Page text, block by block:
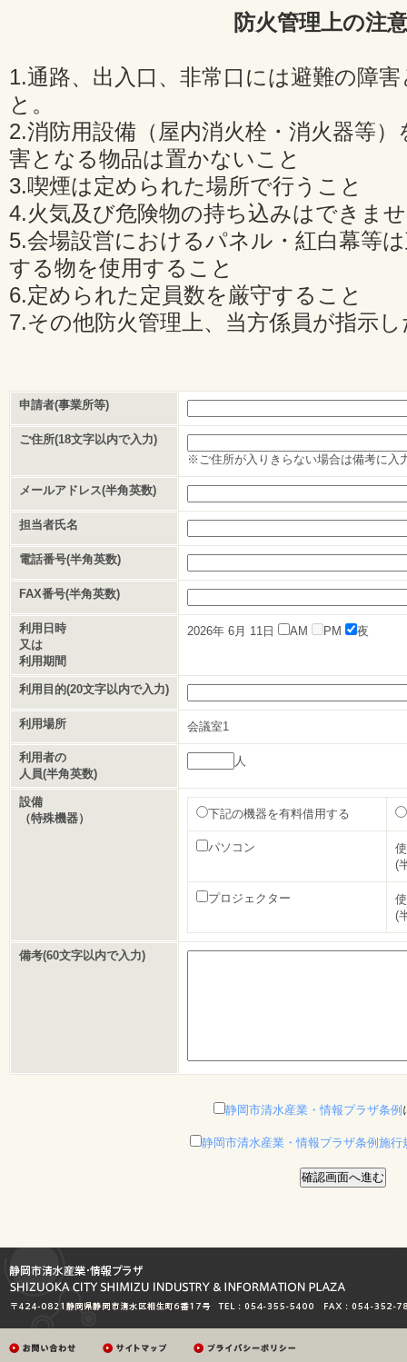
防火管理上の注
1.通路、出入口、非常口には避難の障
と。
2.消防用設備（屋内消火栓・消火器等
害となる物品は置かないこと
3.喫煙は定められた場所で行うこと
4.火気及び危険物の持ち込みはできま
5.会場設営におけるパネル・紅白幕等
する物を使用すること
6.定められた定員数を厳守すること
7.その他防火管理上、当方係員が指示
申請者(事業所等)
ご住所(18文字以内で入力)
※ご住所が入りきらない場合は備考に入
メールアドレス(半角英数)
担当者氏名
電話番号(半角英数)
FAX番号(半角英数)
利用日時
又は
利用期間
2026年 6月 11日 AM PM 夜
利用目的(20文字以内で入力)
利用場所 会議室1
利用者の
人員(半角英数)
人
設備
（特殊機器）
下記の機器を有料借用する
パソコン
(
プロジェクター
(
備考(60文字以内で入力)
静岡市清水産業・情報プラザ条例
静岡市清水産業・情報プラザ条例施行